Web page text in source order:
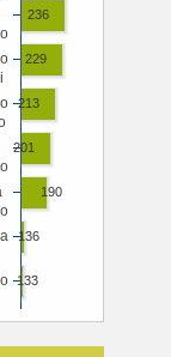
133
136
190
201
213
229
236